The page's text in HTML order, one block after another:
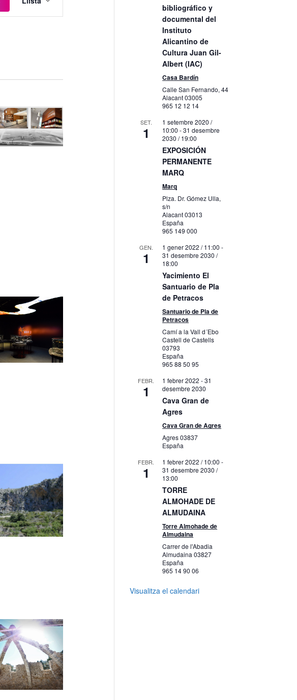
bibliográfico y
documental del
Instituto
Alicantino de
Cultura Juan Gil-
Albert (IAC)
Casa Bardín
Calle San Fernando, 44
Alacant03005
965 12 12 14
SET.
1
1 setembre 2020 /
10:00 -31 desembre
2030 / 19:00
EXPOSICIÓN
PERMANENTE
MARQ
Marq
Plza. Dr. Gómez Ulla,
s/n
Alacant03013
España
965 149 000
GEN.
1
1 gener 2022 / 11:00 -
31 desembre 2030 /
18:00
Yacimiento El
Santuario de Pla
de Petracos
Santuario de Pla de
Petracos
Camí a la Vall d´Ebo
Castell de Castells
03793
España
965 88 50 95
FEBR.
1
1 febrer 2022 -31
desembre 2030
Cava Gran de
Agres
Cava Gran de Agres
Agres03837
España
FEBR.
1
1 febrer 2022 / 10:00 -
31 desembre 2030 /
13:00
TORRE
ALMOHADE DE
ALMUDAINA
Torre Almohade de
Almudaina
Carrer de l'Abadia
Almudaina03827
España
965 14 90 06
Visualitza el calendari